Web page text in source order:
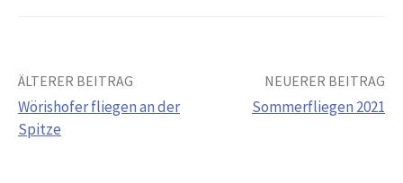
Beitrags-
Navigation
ÄLTERER BEITRAG
Wörishofer fliegen an der
Spitze
NEUERER BEITRAG
Sommerfliegen 2021